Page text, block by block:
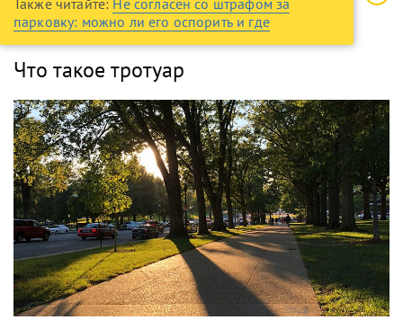
Также читайте: Не согласен со штрафом за
парковку: можно ли его оспорить и где
Что такое тротуар